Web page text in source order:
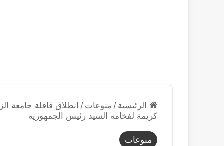
الرئيسية / منوعات / انطلاق قافلة جامعة
كريمة لفخامة السيد رئيس الجمهورية
منوعات